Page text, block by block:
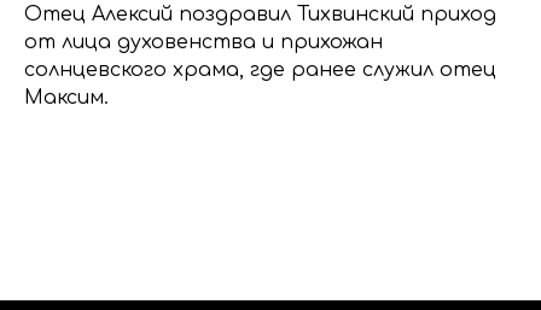
Отец Алексий поздравил Тихвинский приход
от лица духовенства и прихожан
солнцевского храма, где ранее служил отец
Максим.